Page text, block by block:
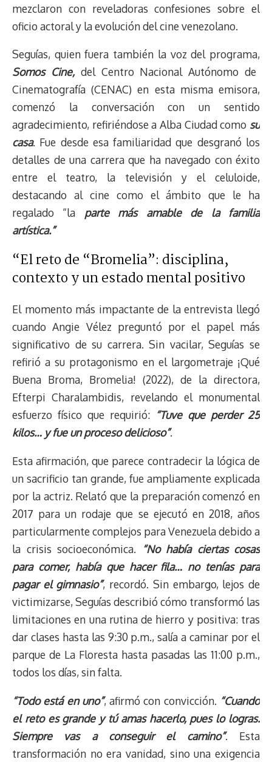
mezclaron con reveladoras confesiones sobre el
oficio actoral y la evolución del cine venezolano.
Seguías, quien fuera también la voz del programa,
Somos Cine,del Centro Nacional Autónomo de
Cinematografía (CENAC) en esta misma emisora,
comenzó la conversación con un sentido
agradecimiento, refiriéndose a Alba Ciudad como su
casa. Fue desde esa familiaridad que desgranó los
detalles de una carrera que ha navegado con éxito
entre el teatro, la televisión y el celuloide,
destacando al cine como el ámbito que le ha
regalado “la parte más amable de la familia
artística.”
“El reto de “Bromelia”: disciplina,
contexto y un estado mental positivo
El momento más impactante de la entrevista llegó
cuando Angie Vélez preguntó por el papel más
significativo de su carrera. Sin vacilar, Seguías se
refirió a su protagonismo en el largometraje ¡Qué
Buena Broma, Bromelia! (2022), de la directora,
Efterpi Charalambidis, revelando el monumental
esfuerzo físico que requirió: “Tuve que perder 25
kilos… y fue un proceso delicioso”.
Esta afirmación, que parece contradecir la lógica de
un sacrificio tan grande, fue ampliamente explicada
por la actriz. Relató que la preparación comenzó en
2017 para un rodaje que se ejecutó en 2018, años
particularmente complejos para Venezuela debido a
la crisis socioeconómica.
“No había ciertas cosas
para comer, había que hacer fila… no tenías para
pagar el gimnasio”, recordó. Sin embargo, lejos de
victimizarse, Seguías describió cómo transformó las
limitaciones en una rutina de hierro y positiva: tras
dar clases hasta las 9:30 p.m., salía a caminar por el
parque de La Floresta hasta pasadas las 11:00 p.m.,
todos los días, sin falta.
“Todo está en uno”, afirmó con convicción. “Cuando
el reto es grande y tú amas hacerlo, pues lo logras.
Siempre vas a conseguir el camino”. Esta
transformación no era vanidad, sino una exigencia